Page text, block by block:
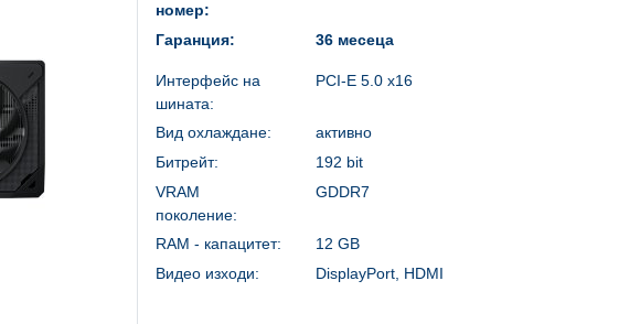
номер:
Гаранция: 36 месеца
Интерфейс на
шината:
PCI-E 5.0 x16
Вид охлаждане:
активно
Битрейт:
192 bit
VRAM
поколение:
GDDR7
RAM - капацитет:
12 GB
Видео изходи:
DisplayPort, HDMI